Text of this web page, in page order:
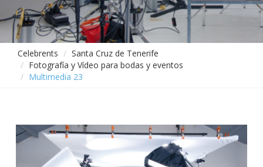
Celebrents
Santa Cruz de Tenerife
Fotografía y Vídeo para bodas y eventos
Multimedia 23